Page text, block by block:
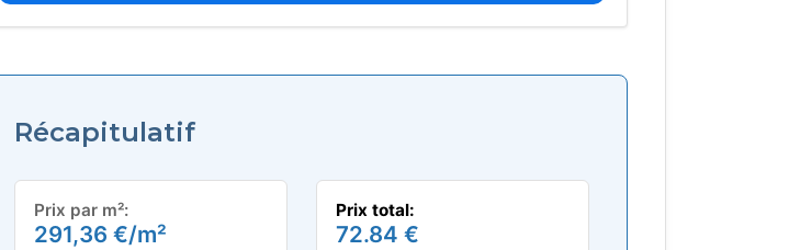
Récapitulatif
Prix par m²:
291,36 €/m²
Prix total:
72.84 €